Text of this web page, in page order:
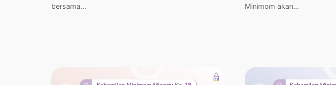
bersama…
Minimom akan…